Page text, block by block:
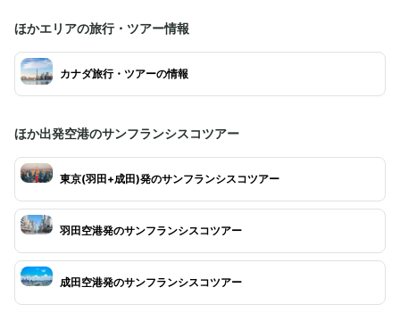
ほかエリアの旅行・ツアー情報
カナダ旅行・ツアーの情報
ほか出発空港のサンフランシスコツアー
東京(羽田+成田)発のサンフランシスコツアー
羽田空港発のサンフランシスコツアー
成田空港発のサンフランシスコツアー